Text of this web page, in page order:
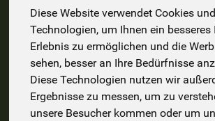
Diese Website verwendet Cookies
Technologien, um Ihnen ein besseres
Erlebnis zu ermöglichen und die
sehen, besser an Ihre Bedürfnisse
Diese Technologien nutzen wir
Ergebnisse zu messen, um zu
unsere Besucher kommen oder um
Dies ist der Fall zur Eröffnung eines
Verarbeitung personenbezogener Daten
Ihrer Bestellung.
Ist die Verarbeitung personenbezogener
und besteht für eine solche Verarbeitung
Grundlage, holen wir
generell eine Einwilligung der betroffenen